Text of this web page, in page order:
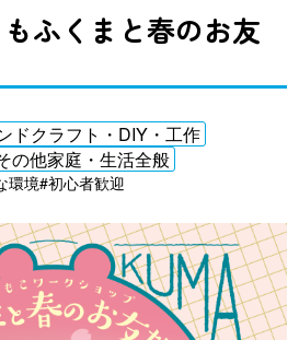
ふくまと春のお友
ドクラフト・DIY・工作
の他家庭・生活全般
環境#初心者歓迎